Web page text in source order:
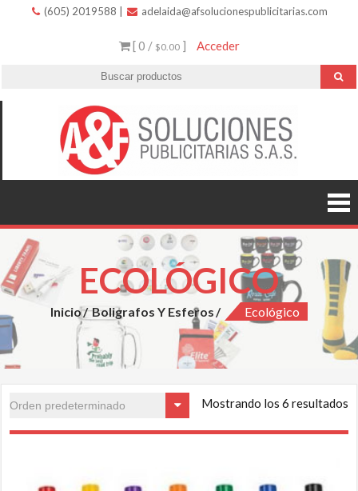
(605) 2019588 adelaida@afsolucionespublicitarias.com
[ 0 / $0.00] Acceder
ECOLÓGICO
Inicio Boligrafos Y Esferos Ecológico
Mostrando los 6 resultados